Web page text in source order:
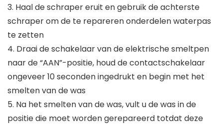
3. Haal de schraper eruit en gebruik de achterste
schraper om de te repareren onderdelen waterpas
te zetten
4. Draai de schakelaar van de elektrische smeltpen
naar de “AAN”-positie, houd de contactschakelaar
ongeveer 10 seconden ingedrukt en begin met het
smelten van de was
5. Na het smelten van de was, vult u de was in de
positie die moet worden gerepareerd totdat deze